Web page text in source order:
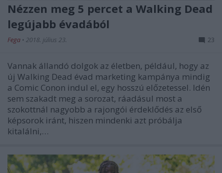
Nézzen meg 5 percet a Walking Dead
legújabb évadából
Fega • 2018. július 23. 23
Vannak állandó dolgok az életben, például, hogy az
új Walking Dead évad marketing kampánya mindig
a Comic Conon indul el, egy hosszú előzetessel. Idén
sem szakadt meg a sorozat, ráadásul most a
szokottnál nagyobb a rajongói érdeklődés az első
képsorok iránt, hiszen mindenki azt próbálja
kitalálni,…